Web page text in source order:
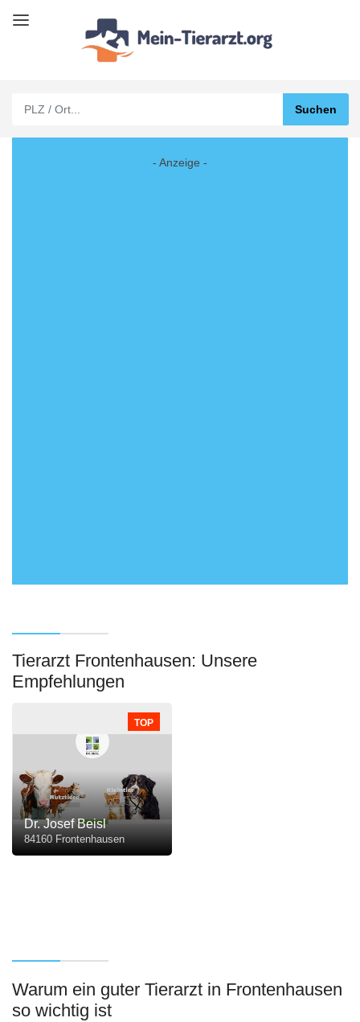
- Anzeige -
Tierarzt Frontenhausen: Unsere
Empfehlungen
TOP
Dr. Josef Beisl
84160 Frontenhausen
Warum ein guter Tierarzt in Frontenhausen
so wichtig ist